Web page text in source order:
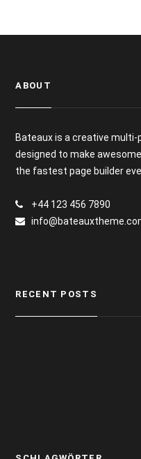
ABOUT
Bateaux is a creative
designed to make
the fastest page builder
+44 123 456 7890
RECENT POSTS